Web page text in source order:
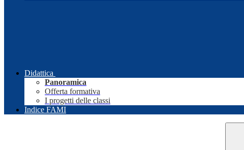
Didattica
Panoramica
Offerta formativa
I progetti delle classi
Indice FAMI